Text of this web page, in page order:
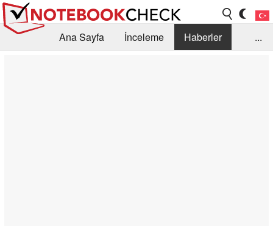
Ana Sayfa İnceleme
Haberler
...